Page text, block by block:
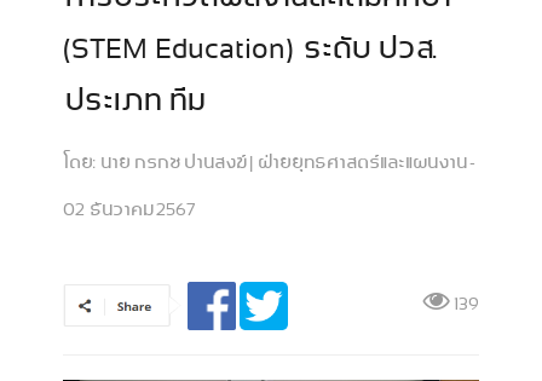
(STEM Education) ระดับ ปวส.
ประเภท ทีม
โดย: นาย กรกช ปานสงฆ์ | ฝ่ายยุทธศาสตร์และแผนงาน -
02 ธันวาคม 2567
139